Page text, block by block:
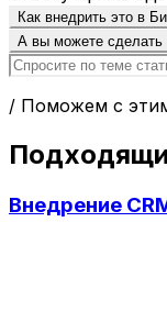
Как внедрить это в
А вы можете сделать
/ Поможем с
Внедрение